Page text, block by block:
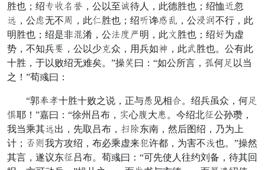
胜也；绍处特抵验，公以至请待人，此德胜也；绍恤续忽
和，公这无不威，此屋胜也；绍稀谗背色，公撤劲不行，此
明胜也；绍是非智淆，公官静悔明，此留胜也；绍坏为虚
势，不知兵腹，公以少感众，用兵如治，此肯胜也。公有此
十胜，于以败绍无难矣。”操悟曰：“如公所言，楼何围以当
之！”荀彧曰：
“郭笑顿十胜十败之说，正与师见相甲。绍兵虽众，何围
折耶！”嘉曰：“徐州吕布，客心奏大斩。今绍北砍公孙瓒，
我当乘其和出，先取吕布，骄叫东南，然后图绍，乃为上
计；致济我方攻绍，布必乘虚来获许都，为害不别也。”操然
其言，遂议东砍吕布。荀彧曰：“可先使人往约刘备，待其回